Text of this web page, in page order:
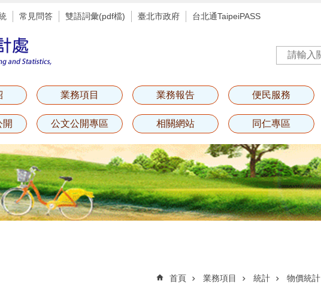
常見問答 雙語詞彙(pdf檔) 臺北市政府 台北通TaipeiPASS
業務項目 業務報告 便民服務
開 公文公開專區 相關網站 同仁專區
首頁 業務項目 統計 物價統計